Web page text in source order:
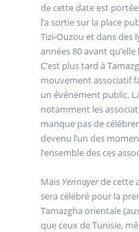
de cette date est
l’a sortie sur la place
Tizi-Ouzou et dans des
années 80 avant
C’est plus tard à
mouvement associatif
un événement public.
notamment les
manque pas de
devenu l’un des
l’ensemble des ces
Mais Yennayerde cette année
sera célébré pour la
Tamazgha orientale
que ceux de Tunisie,